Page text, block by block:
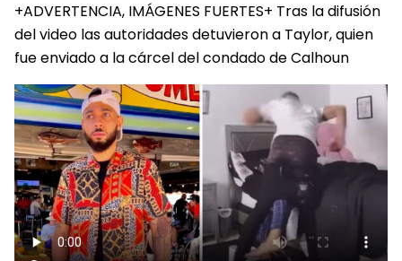
+ADVERTENCIA, IMÁGENES FUERTES+ Tras la difusión
del video las autoridades detuvieron a Taylor, quien
fue enviado a la cárcel del condado de Calhoun